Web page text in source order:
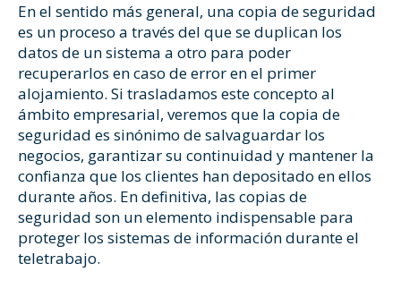
En el sentido más general, una copia de seguridad
es un proceso a través del que se duplican los
datos de un sistema a otro para poder
recuperarlos en caso de error en el primer
alojamiento. Si trasladamos este concepto al
ámbito empresarial, veremos que la copia de
seguridad es sinónimo de salvaguardar los
negocios, garantizar su continuidad y mantener la
confianza que los clientes han depositado en ellos
durante años. En definitiva, las copias de
seguridad son un elemento indispensable para
proteger los sistemas de información durante el
teletrabajo.